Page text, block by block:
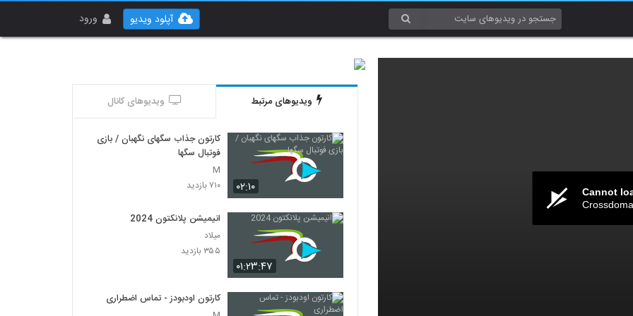
ورود آپلود ویدیو
Cannot
ویدیوهای مرتبط ویدیوهای کانال
۰۲:۱۰
کارتون جذاب سگهای نگهبان / بازی
فوتبال سگها
M
۷۱۰ بازدید
۰۱:۲۳:۴۷
انیمیشن پلانکتون 2024
میلاد
۳۵۵ بازدید
کارتون اودبودز - تماس اضطراری